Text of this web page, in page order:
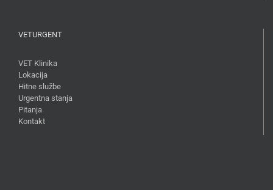
VETURGENT
VET Klinika
Lokacija
Hitne službe
Urgentna stanja
Pitanja
Kontakt